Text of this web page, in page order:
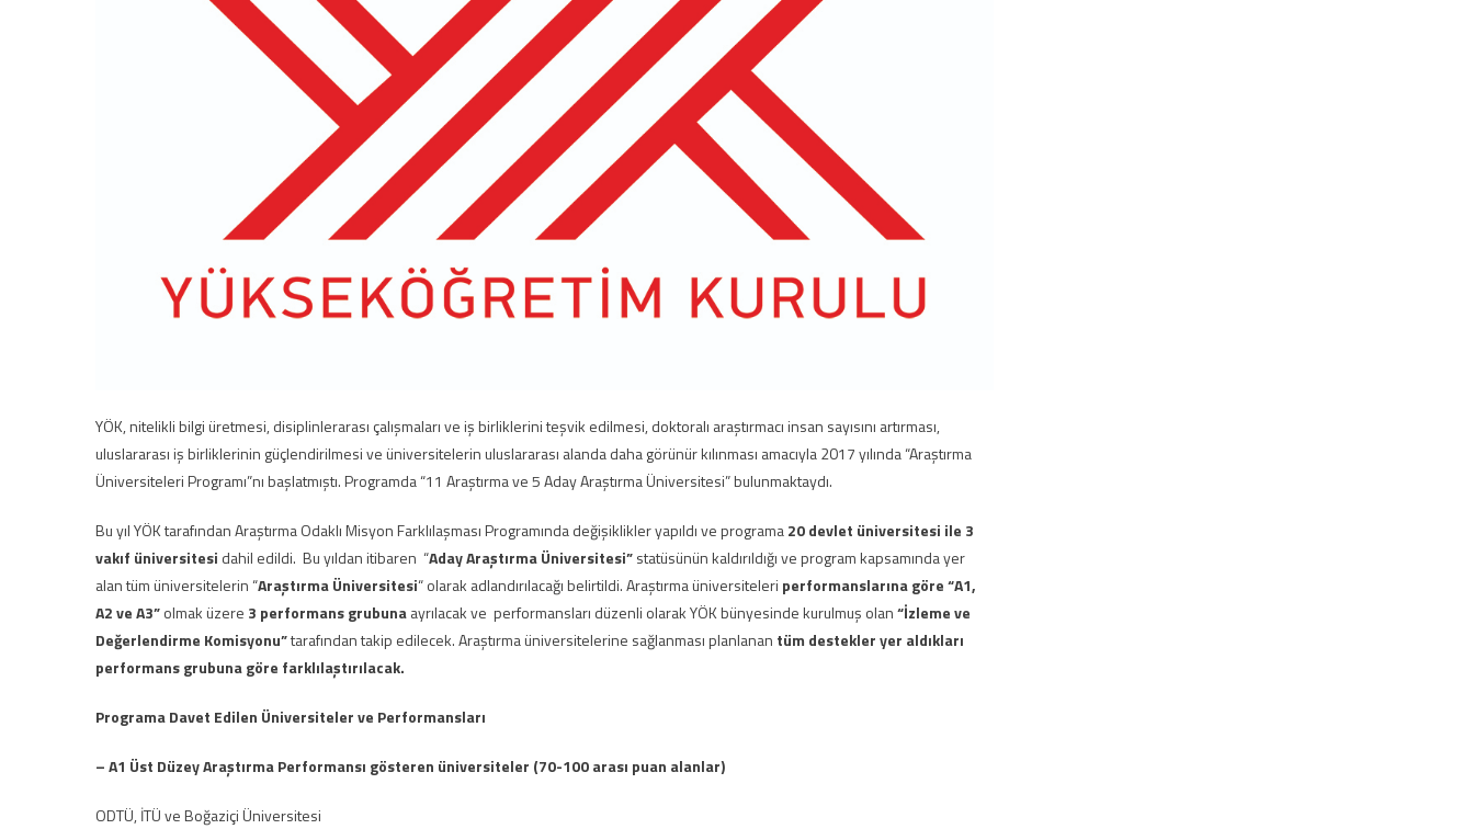
YÖK, nitelikli bilgi üretmesi, disiplinlerarası çalışmaları ve iş birliklerini teşvik edilmesi, doktoralı araştırmacı insan sayısını artırması,
uluslararası iş birliklerinin güçlendirilmesi ve üniversitelerin uluslararası alanda daha görünür kılınması amacıyla 2017 yılında “Araştırma
Üniversiteleri Programı”nı başlatmıştı. Programda “11 Araştırma ve 5 Aday Araştırma Üniversitesi” bulunmaktaydı.
Bu yıl YÖK tarafından Araştırma Odaklı Misyon Farklılaşması Programında değişiklikler yapıldı ve programa20 devlet üniversitesi ile 3
vakıf üniversitesi dahil edildi. Bu yıldan itibaren “Aday Araştırma Üniversitesi”statüsünün kaldırıldığı ve program kapsamında yer
alan tüm üniversitelerin “Araştırma Üniversitesi“ olarak adlandırılacağı belirtildi. Araştırma üniversiteleri performans​larına göre “A1,
A2 ve A3”olmak üzere 3 performans grubunaayrılacak ve performansları düzenli olarak YÖK bünyesinde kurulmuş olan“İzleme ve
Değerlendirme Komisyonu”tarafından takip edilecek. Araştırma üniversitelerine sağlanması planlanan tüm destekler yer aldıkları
performans grubuna göre farklılaştırılacak.
Programa Davet Edilen Üniversiteler ve Performansları
– A1 Üst Düzey Araştırma Performansı gösteren üniversiteler (70-100 arası puan alanlar)
ODTÜ, İTÜ ve Boğaziçi Üniversitesi